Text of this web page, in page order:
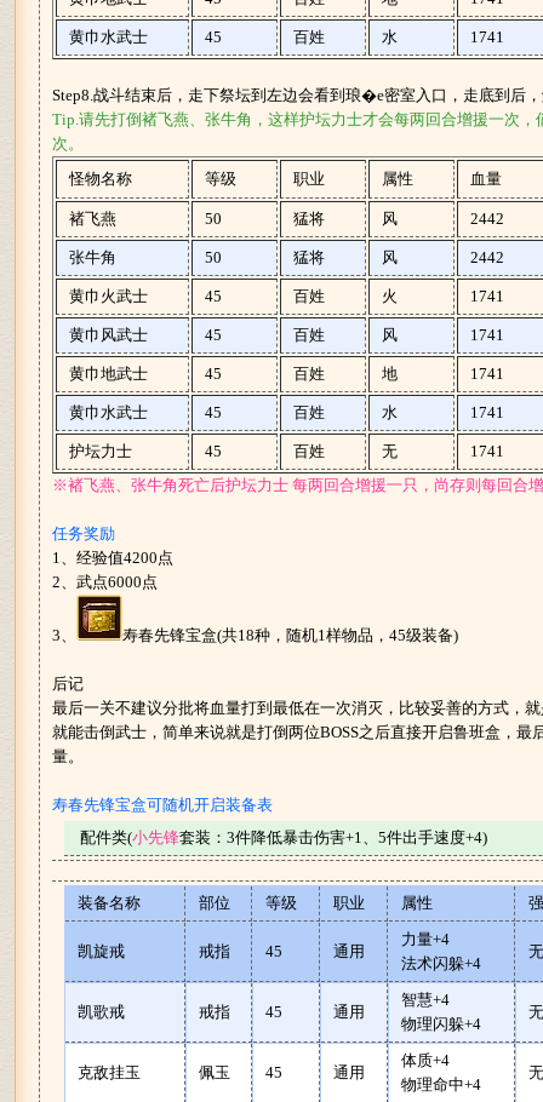
黄巾水武士 45 百姓 水 1741
Step8.战斗结束后，走下祭坛到左边会看到琅�e密室入口，走底到后
Tip.请先打倒褚飞燕、张牛角，这样护坛力士才会每两回合增援一次
次。
怪物名称
等级 职业 属性 血量
褚飞燕 50 猛将 风 2442
张牛角 50 猛将 风 2442
黄巾火武士 45 百姓 火 1741
黄巾风武士 45 百姓 风 1741
黄巾地武士 45 百姓 地 1741
黄巾水武士 45 百姓 水 1741
护坛力士 45 百姓 无
1741
※褚飞燕、张牛角死亡后护坛力士 每两回合增援一只，尚存则每回合
任务奖励
1、经验值4200点
2、武点6000点
3、 寿春先锋宝盒(共18种，随机1样物品，45级装备)
后记
最后一关不建议分批将血量打到最低在一次消灭，比较妥善的方式，
就能击倒武士，简单来说就是打倒两位BOSS之后直接开启鲁班盒，最
量。
寿春先锋宝盒可随机开启装备表
配件类(小先锋套装：3件降低暴击伤害+1、5件出手速度+4)
装备名称 部位 等级 职业 属性
凯旋戒 戒指 45 通用
力量+4
法术闪躲+4
无
凯歌戒 戒指 45 通用
智慧+4
物理闪躲+4
无
克敌挂玉 佩玉 45 通用
体质+4
物理命中+4
无